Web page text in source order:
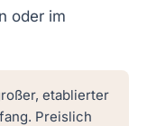
oder im
etablierter
Preislich